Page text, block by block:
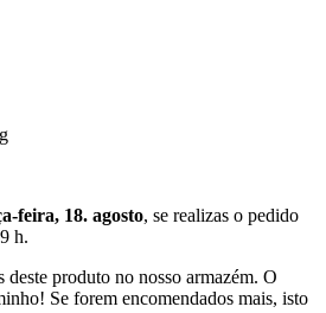
feira, 18. agosto, se realizas o pedido
h.
deste produto no nosso armazém. O
Se forem encomendados mais, isto